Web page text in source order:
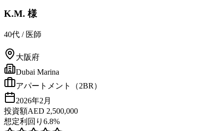
K.M. 様
40代 / 医師
大阪府
Dubai Marina
アパートメント（2BR）
2026年2月
投資額AED 2,500,000
想定利回り 6.8%